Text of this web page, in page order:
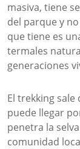
masiva, tiene
del parque y
que tiene es
termales
generaciones
El trekking sale
puede llegar
penetra la
comunidad